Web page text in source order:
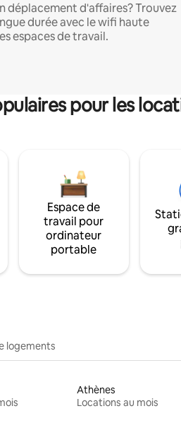
déplacement d'affaires? Trouvez
durée avec le wifi haute
espaces de travail.
pour les
Espace de
travail pour
ordinateur
portable
logements
Athènes
Locations au mois